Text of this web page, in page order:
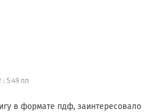
: 5:49 пп
в формате пдф, заинтересовало